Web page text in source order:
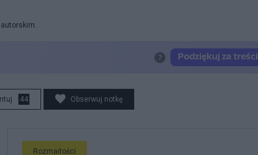
44 Obserwuj notkę
Rozmaitości